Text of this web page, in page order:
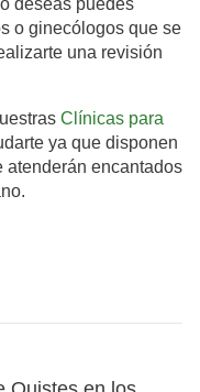
deseas puedes
o ginecólogos que se
una revisión
Clínicas para
ya que disponen
atenderán encantados